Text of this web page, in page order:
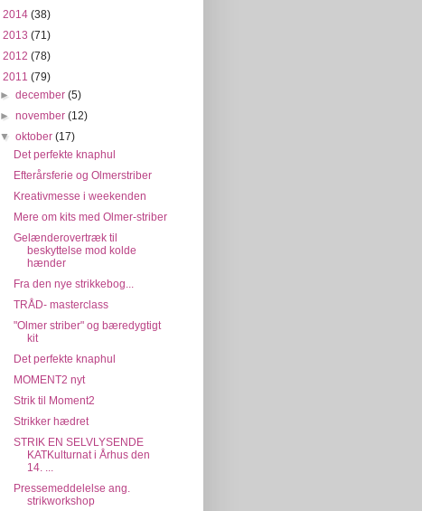
2014 (38)
2013 (71)
2012 (78)
2011 (79)
►december(5)
►november(12)
▼oktober(17)
Det perfekte knaphul
Efterårsferie og Olmerstriber
Kreativmesse i weekenden
Mere om kits med Olmer-striber
Gelænderovertræk til
beskyttelse mod kolde
hænder
Fra den nye strikkebog...
TRÅD- masterclass
"Olmer striber" og bæredygtigt
kit
Det perfekte knaphul
MOMENT2 nyt
Strik til Moment2
Strikker hædret
STRIK EN SELVLYSENDE
KATKulturnat i Århus den
14. ...
Pressemeddelelse ang.
strikworkshop